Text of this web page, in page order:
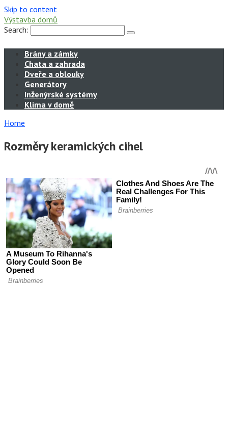
Skip to content
Výstavba domů
Search:
Brány a zámky
Chata a zahrada
Dveře a oblouky
Generátory
Inženýrské systémy
Klima v domě
Home
Rozměry keramických cihel